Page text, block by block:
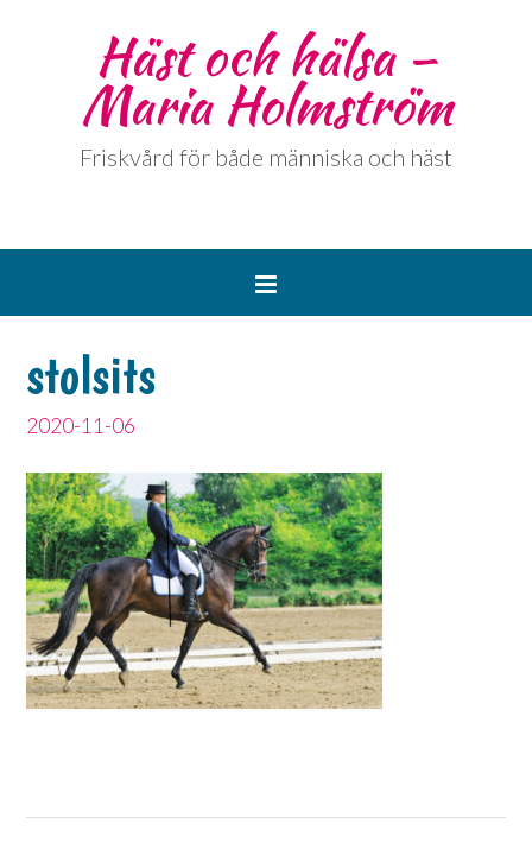
Häst och hälsa –
Maria Holmström
Friskvård för både människa och häst
stolsits
2020-11-06